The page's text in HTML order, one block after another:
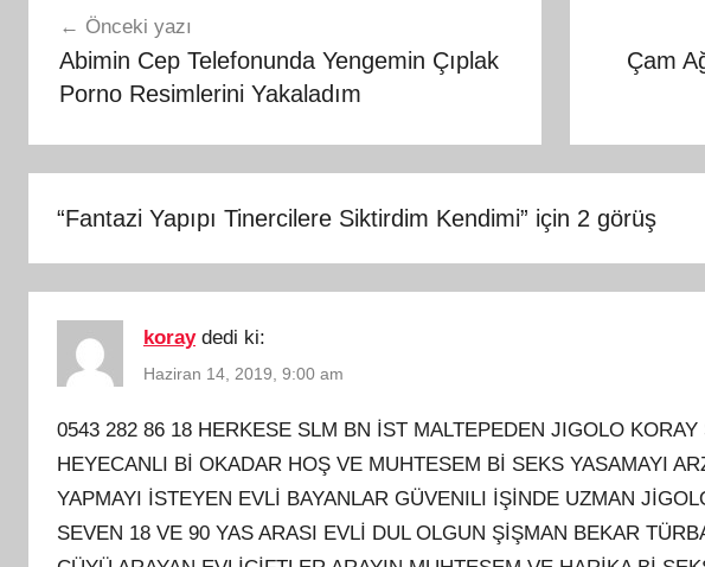
gezinmesi
Önceki yazı
Abimin Cep Telefonunda Yengemin Çıplak
Porno Resimlerini Yakaladım
Çam
“Fantazi Yapıpı Tinercilere Siktirdim Kendimi” için 2 görüş
koray dedi ki:
Haziran 14, 2019, 9:00 am
0543 282 86 18 HERKESE SLM BN İST MALTEPEDEN JIGOLO
HEYECANLI Bİ OKADAR HOŞ VE MUHTESEM Bİ SEKS YASAMAYI
YAPMAYI İSTEYEN EVLİ BAYANLAR GÜVENILI İŞİNDE UZMAN
SEVEN 18 VE 90 YAS ARASI EVLİ DUL OLGUN ŞİŞMAN BEKAR